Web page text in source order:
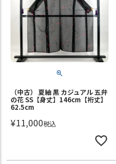
（中古） 夏紬 黒 カジュアル 五弁
の花 SS【身丈】146cm【裄丈】
62.5cm
¥11,000税込